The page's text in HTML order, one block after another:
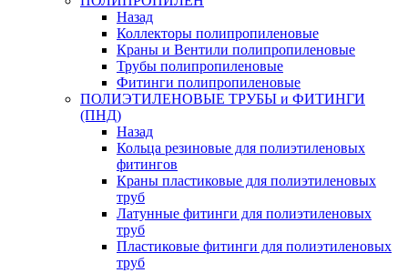
Назад
Коллекторы полипропиленовые
Краны и Вентили полипропиленовые
Трубы полипропиленовые
Фитинги полипропиленовые
ПОЛИЭТИЛЕНОВЫЕ ТРУБЫ и ФИТИНГИ
(ПНД)
Назад
Кольца резиновые для полиэтиленовых
фитингов
Краны пластиковые для полиэтиленовых
труб
Латунные фитинги для полиэтиленовых
труб
Пластиковые фитинги для полиэтиленовых
труб